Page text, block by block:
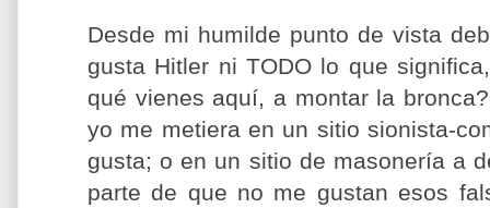
Desde mi humilde punto de vista
gusta Hitler ni TODO lo que
qué vienes aquí, a montar la
yo me metiera en un sitio sionista-
gusta; o en un sitio de masonería a
parte de que no me gustan esos